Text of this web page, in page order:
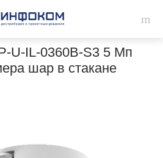
U-IL-0360B-S3 5 Мп
шар в стакане